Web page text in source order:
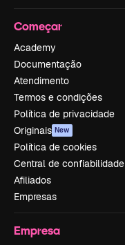
Começar
Academy
Documentação
Atendimento
Termos e condições
Política de privacidade
Originais New
Política de cookies
Central de confiabilidade
Afiliados
Empresas
Empresa